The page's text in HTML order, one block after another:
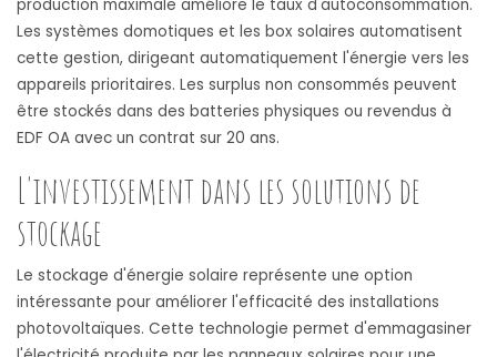
production maximale améliore le taux d'autoconsommation.
Les systèmes domotiques et les box solaires automatisent
cette gestion, dirigeant automatiquement l'énergie vers les
appareils prioritaires. Les surplus non consommés peuvent
être stockés dans des batteries physiques ou revendus à
EDF OA avec un contrat sur 20 ans.
L'investissement dans les solutions de
stockage
Le stockage d'énergie solaire représente une option
intéressante pour améliorer l'efficacité des installations
photovoltaïques. Cette technologie permet d'emmagasiner